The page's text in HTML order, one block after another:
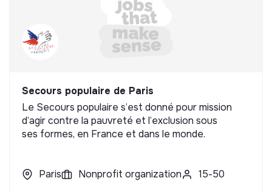
Secours populaire de Paris
Le Secours populaire s’est donné pour mission
d’agir contre la pauvreté et l’exclusion sous
ses formes, en France et dans le monde.
Paris Nonprofit organization 15-50